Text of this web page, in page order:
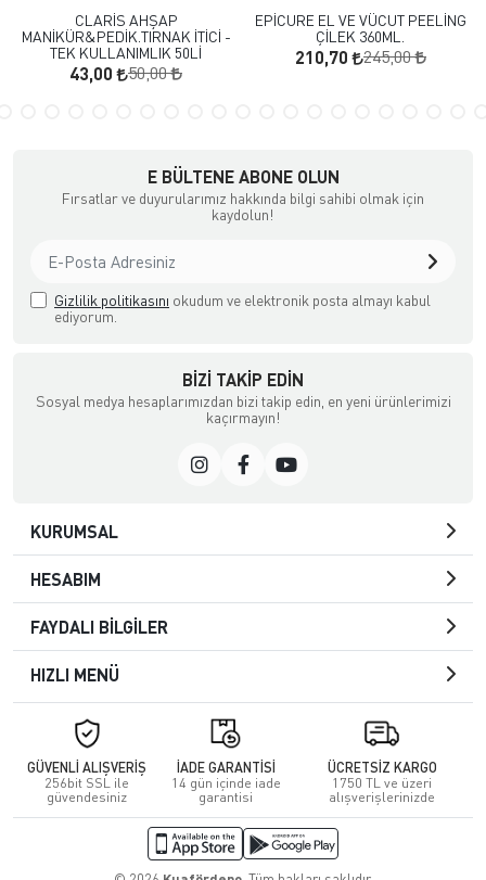
CLARİS AHŞAP
MANİKÜR&PEDİK.TIRNAK İTİCİ -
TEK KULLANIMLIK 50Lİ
43,00 50,00
EPİCURE EL VE VÜCUT PEELİNG
ÇİLEK 360ML.
210,70 245,00
E BÜLTENE ABONE OLUN
Fırsatlar ve duyurularımız hakkında bilgi sahibi olmak için
kaydolun!
Gizlilik politikasını okudum ve elektronik posta almayı kabul
ediyorum.
BIZI TAKIP EDIN
Sosyal medya hesaplarımızdan bizi takip edin, en yeni ürünlerimizi
kaçırmayın!
KURUMSAL
HESABIM
FAYDALI BİLGİLER
HIZLI MENÜ
GÜVENLİ ALIŞVERİŞ
256bit SSL ile
güvendesiniz
İADE GARANTİSİ
14 gün içinde iade
garantisi
ÜCRETSİZ KARGO
1750 TL ve üzeri
alışverişlerinizde